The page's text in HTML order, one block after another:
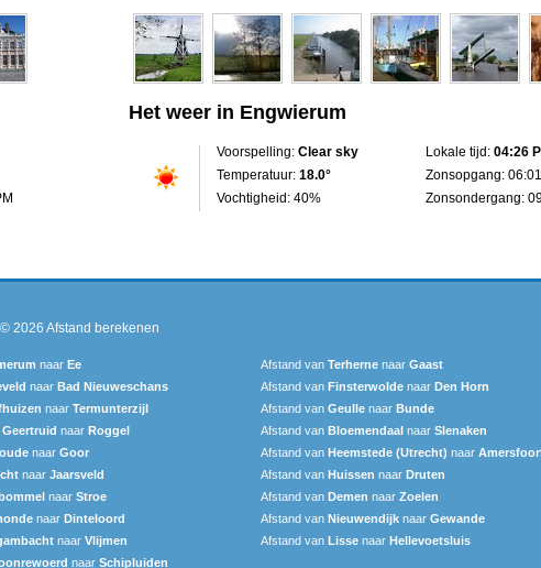
Het weer in Engwierum
Voorspelling: Clear sky
Temperatuur: 18.0°
Vochtigheid: 40%
Lokale tijd: 04:26
Zonsopgang:
Zonsondergang:
© 2026 Afstand berekenen
naar Ee Afstand van Terherne naar Gaast
naar Bad Nieuweschans Afstand van Finsterwolde naar Den Horn
naar Termunterzijl Afstand van Geulle naar Bunde
naar Roggel Afstand van Bloemendaal naar Slenaken
naar Goor Afstand van Heemstede (Utrecht) naar
naar Jaarsveld Afstand van Huissen naar Druten
naar Stroe Afstand van Demen naar Zoelen
naar Dinteloord Afstand van Nieuwendijk naar Gewande
naar Vlijmen Afstand van Lisse naar Hellevoetsluis
naar Schipluiden